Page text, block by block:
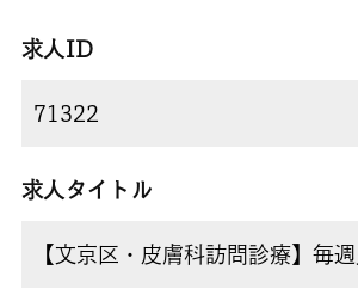
求人ID
求人タイトル